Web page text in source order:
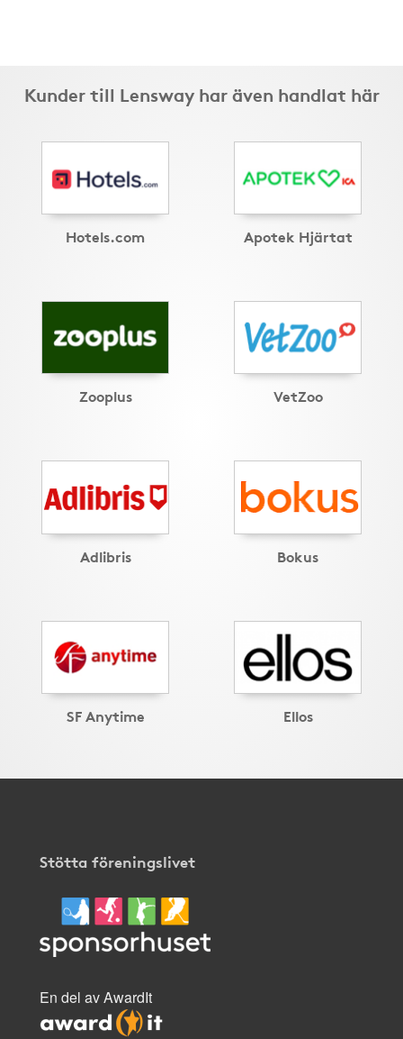
Kunder till Lensway har även handlat här
Hotels.com Apotek Hjärtat
Zooplus VetZoo
Adlibris Bokus
SF Anytime Ellos
Stötta föreningslivet
En del av AwardIt